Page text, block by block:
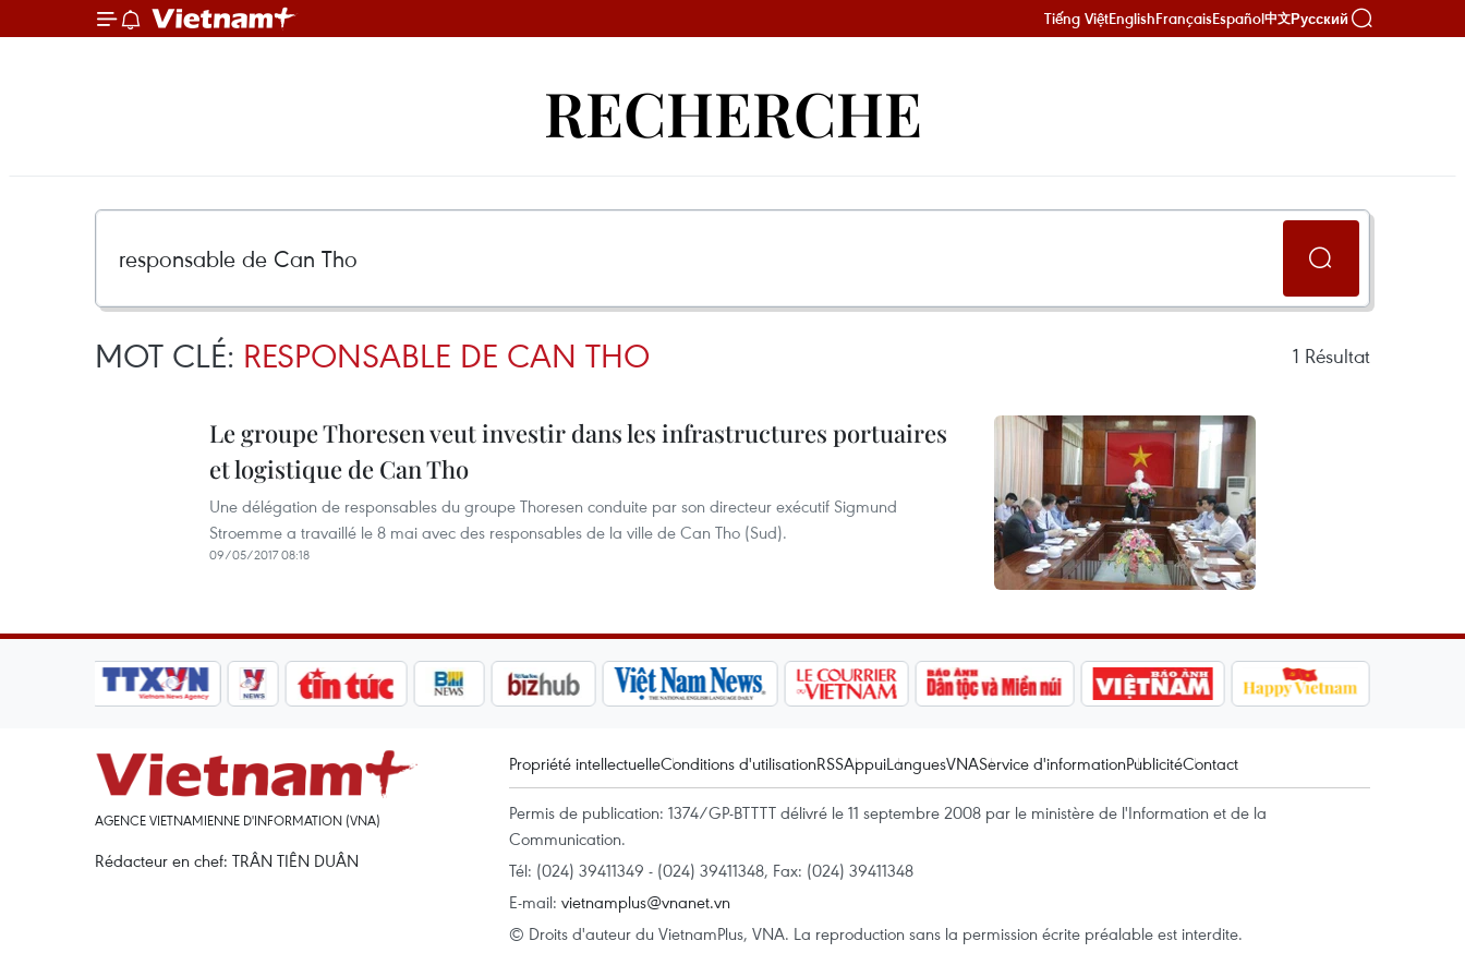
Tiếng ViệtEnglishFrançaisEspañol中文Русский
RECHERCHE
MOT CLÉ: RESPONSABLE DE CAN THO 1 Résultat
Le groupe Thoresen veut investir dans les infrastructures portuaires
et logistique de Can Tho
Une délégation de responsables du groupe Thoresen conduite par son directeur exécutif Sigmund
Stroemme a travaillé le 8 mai avec des responsables de la ville de Can Tho (Sud).
09/05/2017 08:18
AGENCE VIETNAMIENNE D'INFORMATION (VNA)
Rédacteur en chef: TRÂN TIÊN DUÂN
Propriété intellectuelleConditions d'utilisationRSSAppuiLanguesVNAService d'informationPublicitéContact
Permis de publication: 1374/GP-BTTTT délivré le 11 septembre 2008 par le ministère de l'Information et de la
Communication.
Tél: (024) 39411349 - (024) 39411348, Fax: (024) 39411348
E-mail: vietnamplus@vnanet.vn
© Droits d'auteur du VietnamPlus, VNA. La reproduction sans la permission écrite préalable est interdite.